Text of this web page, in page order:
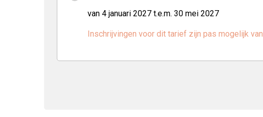
van 4 januari 2027 t.e.m. 30 mei 2027
Inschrijvingen voor dit tarief zijn pas mogelijk